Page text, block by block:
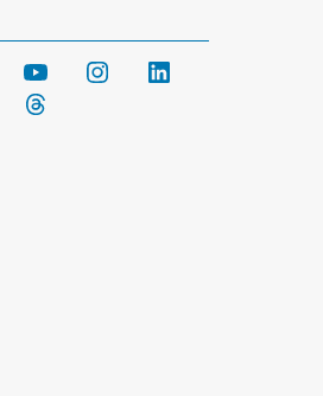
YouTube Instagram
WhatsApp